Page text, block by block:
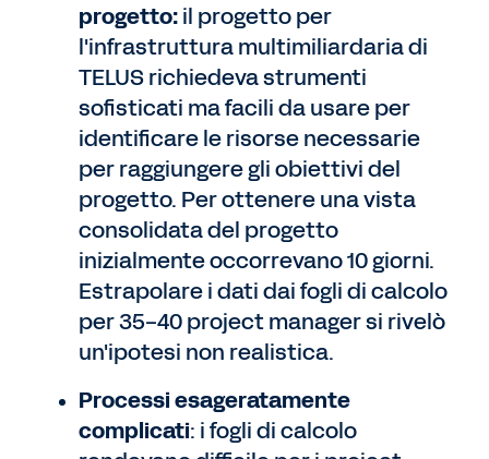
progetto:il progetto per
l'infrastruttura multimiliardaria di
TELUS richiedeva strumenti
sofisticati ma facili da usare per
identificare le risorse necessarie
per raggiungere gli obiettivi del
progetto. Per ottenere una vista
consolidata del progetto
inizialmente occorrevano 10 giorni.
Estrapolare i dati dai fogli di calcolo
per 35-40 project manager si rivelò
un'ipotesi non realistica.
Processi esageratamente
complicati: i fogli di calcolo